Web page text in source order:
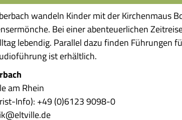
wandeln Kinder mit der Kirchenmaus
Bei einer abenteuerlichen
lebendig. Parallel dazu finden Führungen
ist erhältlich.
am Rhein
Info): +49 (0)6123 9098-0